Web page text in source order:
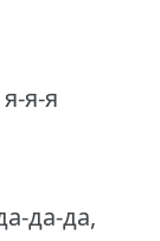
я-я
да-да,